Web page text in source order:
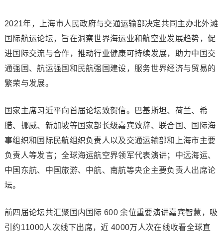
2021年，上海市人民政府与交通运输部决定共同主办北外滩
国际航运论坛，旨在洞察世界海运业和航空业发展趋势，促
进国际交流与合作，推动行业健康可持续发展，助力中国交
通强国、航运强国和民航强国建设，服务世界经济与贸易的
繁荣与发展。
国家主席习近平向首届论坛致贺信。巴基斯坦、荷兰、希
腊、挪威、新加坡等国家部长级嘉宾致辞、联合国、国际海
事组织和国际民航组织负责人以及交通运输部和上海市主要
负责人等发言；全球海运航空界领军代表演讲；中远海运、
中国东航、中国旅游、中航、南航等央企主要负责人出席论
坛。
前四届论坛共汇聚国内国际 600 余位重要演讲嘉宾智慧，吸
引约11000人次线下出席，近 4000万人次在线收看全球直